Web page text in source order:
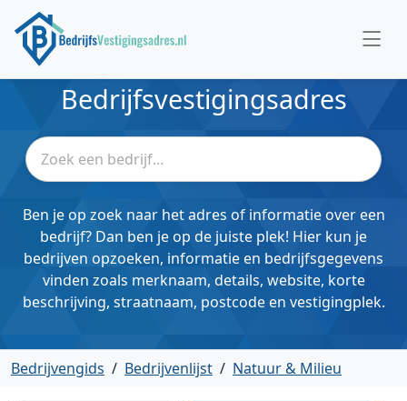
Bedrijfsvestigingsadres
Ben je op zoek naar het adres of informatie over een
bedrijf? Dan ben je op de juiste plek! Hier kun je
bedrijven opzoeken, informatie en bedrijfsgegevens
vinden zoals merknaam, details, website, korte
beschrijving, straatnaam, postcode en vestigingplek.
Bedrijvengids / Bedrijvenlijst / Natuur & Milieu